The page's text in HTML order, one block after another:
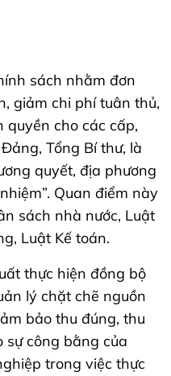
sách nhằm đơn
giảm chi phí tuân thủ,
cho các cấp,
Tổng Bí thư, là
quyết, địa phương
Quan điểm này
sách nhà nước, Luật
Luật Kế toán.
thực hiện đồng bộ
lý chặt chẽ nguồn
bảo thu đúng, thu
sự công bằng của
trong việc thực